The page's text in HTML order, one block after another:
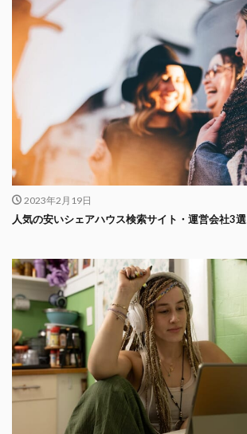
2023年2月19日
人気の安いシェアハウス検索サイト・運営会社3選